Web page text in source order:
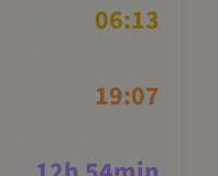
06:13
19:07